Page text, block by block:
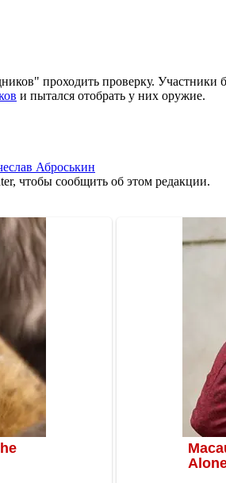
проходить проверку. Участники
и пытался отобрать у них оружие.
Аброськин
чтобы сообщить об этом редакции.